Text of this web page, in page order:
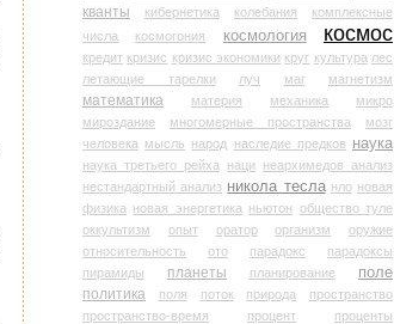
кванты кибернетика колебания
комплексные
числа
космогония космология космос
кредит кризис кризис экономики круг культура лес
летающие тарелки
луч маг магнетизм
математика материя механика
микро
мироздание
многомерные пространства
мозг
человека мысль народ наследие предков наука
наука третьего рейха наци
неархимедов анализ
нестандартный анализ никола тесла нло новая
физика новая энергетика ньютон общество туле
оккультизм
опыт оратор организм
оружие
относительность
ото парадокс
парадоксы
пирамиды
планеты планирование
поле
политика
поля поток природа
пространство
пространство-время
процент
проценты